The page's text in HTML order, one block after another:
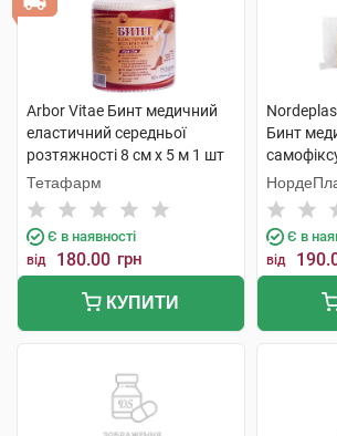
Arbor Vitae Бинт медичний
еластичний середньої
розтяжності 8 см х 5 м 1 шт
Тетафарм
Є в наявності
від 180.00 грн
КУПИТИ
Бинт
1 шт
Є в
від